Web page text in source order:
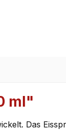
ml"
Das